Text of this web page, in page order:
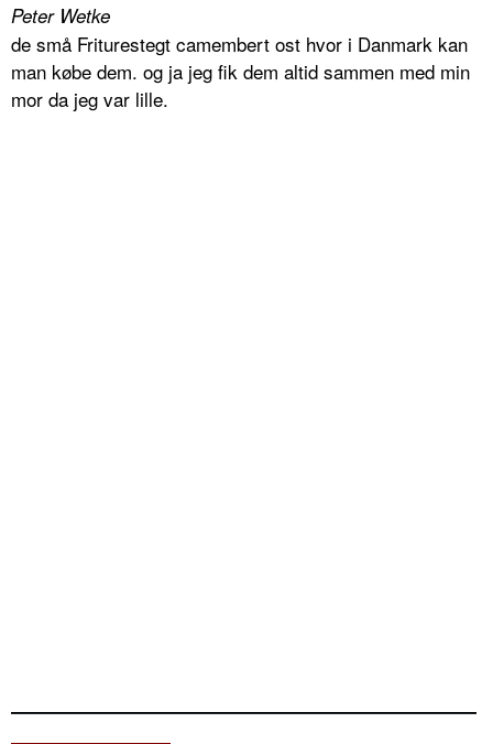
Peter Wetke
de små Friturestegt camembert ost hvor i Danmark kan
man købe dem. og ja jeg fik dem altid sammen med min
mor da jeg var lille.